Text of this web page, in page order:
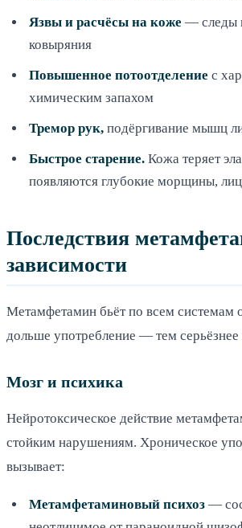
Язвы и расчёсы на коже — следы
ковыряния
Повышенное потоотделение с
химическим запахом
Тремор рук, подёргивание мышц
Быстрое старение. Кожа теряет
появляются глубокие морщины,
Последствия
зависимости
Метамфетамин бьёт по всем системам
дольше употребление — тем
Мозг и психика
Нейротоксическое действие
стойким нарушениям. Хроническое
вызывает:
Метамфетаминовый психоз —